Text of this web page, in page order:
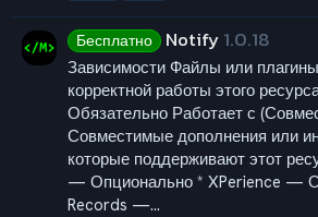
Бесплатно Notify1.0.18
Зависимости Файлы или
корректной работы этого
Обязательно Работает с
Совместимые дополнения или
которые поддерживают этот
— Опционально * XPerience —
Records —...